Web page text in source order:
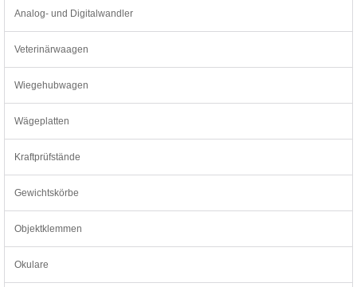
Analog- und Digitalwandler
Veterinärwaagen
Wiegehubwagen
Wägeplatten
Kraftprüfstände
Gewichtskörbe
Objektklemmen
Okulare